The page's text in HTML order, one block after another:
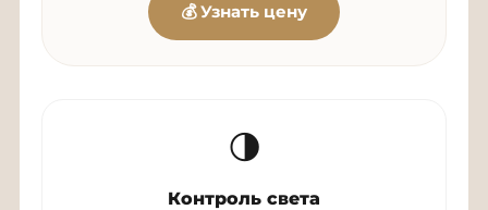
💰 Узнать цену
🌗
Контроль света